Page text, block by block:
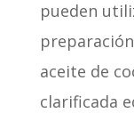
pueden
aceite de
clarificada